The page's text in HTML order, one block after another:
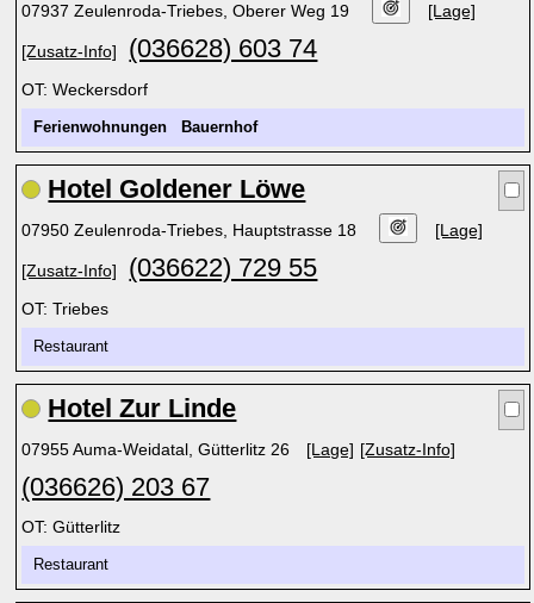
07937 Zeulenroda-Triebes, Oberer Weg 19 [Lage]
[Zusatz-Info] (036628) 603 74
OT: Weckersdorf
Ferienwohnungen Bauernhof
Hotel Goldener Löwe
07950 Zeulenroda-Triebes, Hauptstrasse 18 [Lage]
[Zusatz-Info] (036622) 729 55
OT: Triebes
Restaurant
Hotel Zur Linde
07955 Auma-Weidatal, Gütterlitz 26 [Lage] [Zusatz-Info]
(036626) 203 67
OT: Gütterlitz
Restaurant